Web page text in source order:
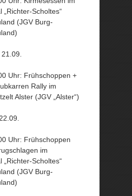
„Richter-Scholtes“
(JGV Burg-
Uhr: Frühschoppen +
Rally im
Alster (JGV „Alster“)
Uhr: Frühschoppen
im
„Richter-Scholtes“
(JGV Burg-